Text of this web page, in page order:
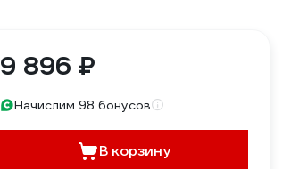
9 896 ₽
Начислим 98 бонусов
В корзину